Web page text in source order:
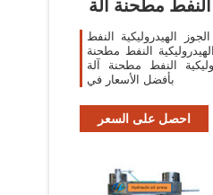
النفط مطحنة آلة
الهيدروليكية النفط
النفط مطحنة
النفط مطحنة آلة
بأفضل الأسعار في
احصل على السعر